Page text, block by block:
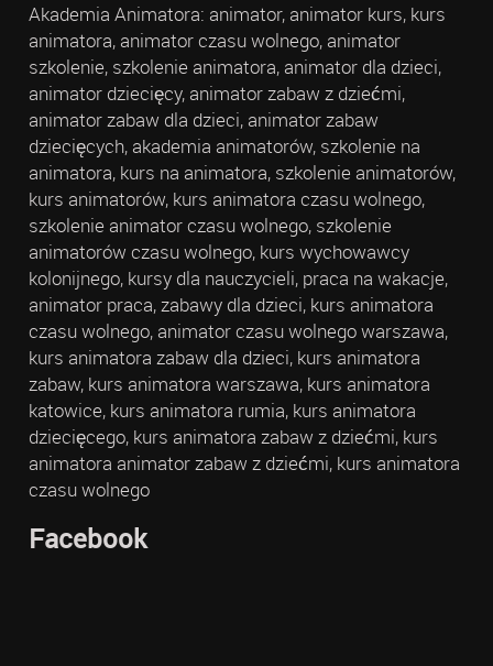
Akademia Animatora: animator, animator kurs, kurs
animatora, animator czasu wolnego, animator
szkolenie, szkolenie animatora, animator dla dzieci,
animator dziecięcy, animator zabaw z dziećmi,
animator zabaw dla dzieci, animator zabaw
dziecięcych, akademia animatorów, szkolenie na
animatora, kurs na animatora, szkolenie animatorów,
kurs animatorów, kurs animatora czasu wolnego,
szkolenie animator czasu wolnego, szkolenie
animatorów czasu wolnego, kurs wychowawcy
kolonijnego, kursy dla nauczycieli, praca na wakacje,
animator praca, zabawy dla dzieci, kurs animatora
czasu wolnego, animator czasu wolnego warszawa,
kurs animatora zabaw dla dzieci, kurs animatora
zabaw, kurs animatora warszawa, kurs animatora
katowice, kurs animatora rumia, kurs animatora
dziecięcego, kurs animatora zabaw z dziećmi, kurs
animatora animator zabaw z dziećmi, kurs animatora
czasu wolnego
Facebook